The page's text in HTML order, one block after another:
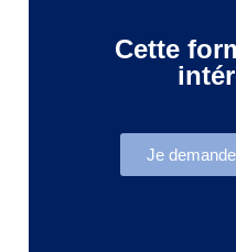
Cette
Je